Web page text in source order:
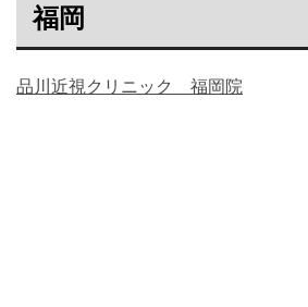
福岡
品川近視クリニック 福岡院